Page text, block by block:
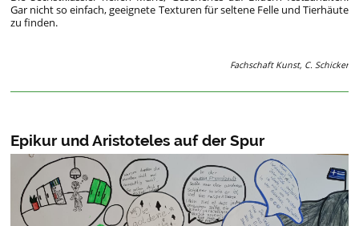
Gar nicht so einfach, geeignete Texturen für seltene Felle und Tierhäute
zu finden.
Fachschaft Kunst, C. Schicker
Epikur und Aristoteles auf der Spur